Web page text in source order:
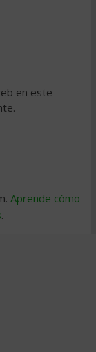
en este
Aprende cómo
.